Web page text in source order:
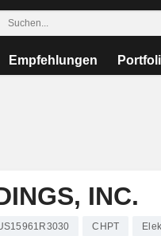
Empfehlungen
INC.
CHPT